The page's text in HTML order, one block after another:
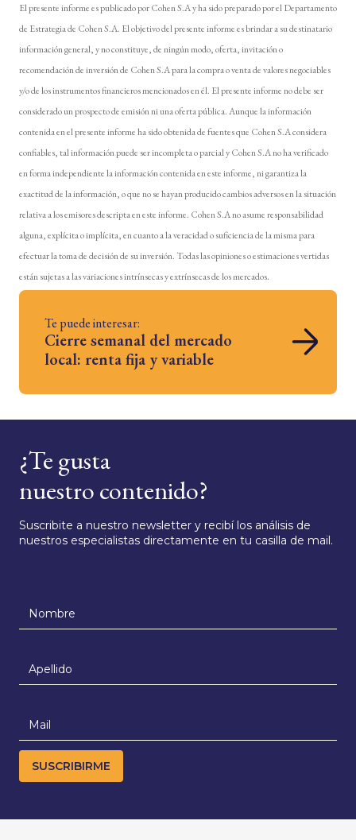
El presente informe es publicado por Cohen S.A y ha sido preparado por el Departamento
de Estrategia de Cohen S.A. El objetivo del presente informe es brindar a su destinatario
información general, y no constituye, de ningún modo, oferta, invitación o
recomendación de inversión de Cohen S.A para la compra o venta de valores negociables
y/o de los instrumentos financieros mencionados en él. El presente informe no debe ser
considerado un prospecto de emisión ni una oferta pública. Aunque la información
contenida en el presente informe ha sido obtenida de fuentes que Cohen S.A considera
confiables, tal información puede ser incompleta o parcial y Cohen S.A no ha verificado
en forma independiente la información contenida en este informe, ni garantiza la
exactitud de la información, o que no se hayan producido cambios adversos en la situación
relativa a los emisores descripta en este informe. Cohen S.A no asume responsabilidad
alguna, explícita o implícita, en cuanto a la veracidad o suficiencia de la misma para
efectuar la toma de decisión de su inversión. Todas las opiniones o estimaciones vertidas
están sujetas a las variaciones intrínsecas y extrínsecas de los mercados.
Te puede interesar:
Cierre semanal del mercado
local: renta fija y variable
¿Te gusta
nuestro contenido?
Suscribite a nuestro newsletter y recibí los análisis de
nuestros especialistas directamente en tu casilla de mail.